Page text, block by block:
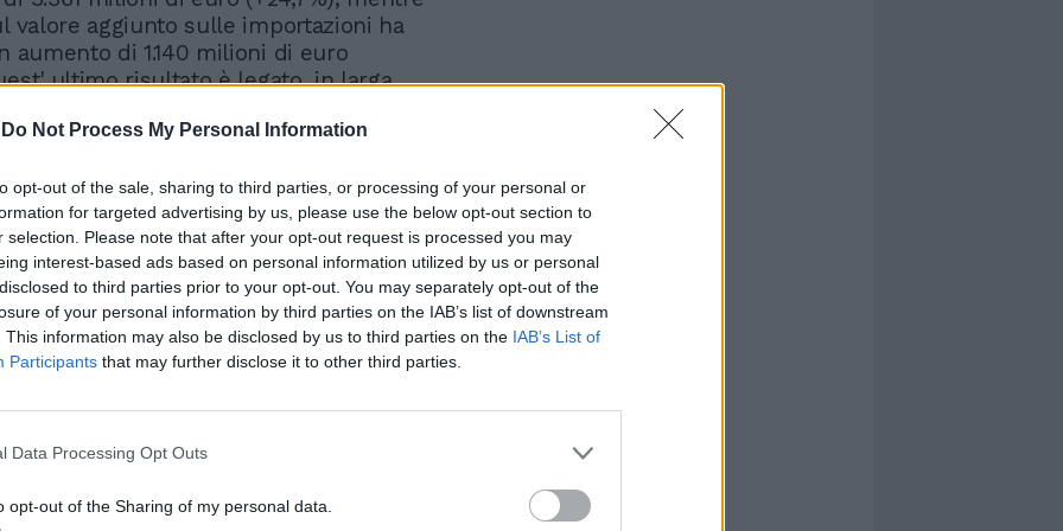
Do Not Process My Personal Information
opt-out of the sale, sharing to third parties, or processing of your personal or
for targeted advertising by us, please use the below opt-out section to
selection. Please note that after your opt-out request is processed you may
interest-based ads based on personal information utilized by us or personal
to third parties prior to your opt-out. You may separately opt-out of the
of your personal information by third parties on the IAB’s list of downstream
This information may also be disclosed by us to third parties on the IAB’s List of
Participants that may further disclose it to other third parties.
Data Processing Opt Outs
opt-out of the Sharing of my personal data.
valore aggiunto sulle importazioni ha
aumento di 1.140 milioni di euro
ultimo risultato è legato, in larga
un aumento tendenziale del prezzo pari
il contante, dunque, nelle casse del Mef
con ragionevole certezza, mantenere
finanza pubblica abbastanza dritta per
emissione di maggiore debito.
per portarlo nel Documento di
finanza anche al 6% del Pil (dal 5,6%
Ue è sospeso ed è ancora possibile
Ue sugli aiuti di Stato per i 26 settori
il pulsante dell'extra deficit e cioè